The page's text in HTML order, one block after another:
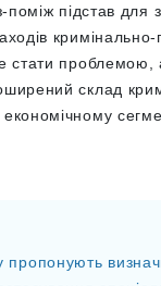
поміж підстав для
кримінально-
стати проблемою,
склад
пропонують